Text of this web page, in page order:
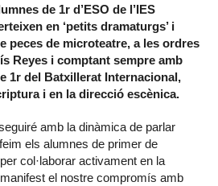
de 1r d’ESO de l’IES
en ‘petits dramaturgs’ i
peces de microteatre, a les ordres
Reyes i comptant sempre amb
1r del Batxillerat Internacional,
i en la direcció escènica.
amb la dinàmica de parlar
els alumnes de primer de
col·laborar activament en la
el nostre compromís amb